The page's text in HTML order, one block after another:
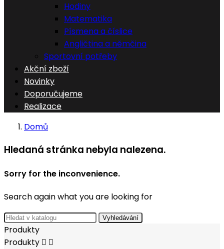
Hodiny
Matematika
Písmena a číslice
Angličtina a němčina
Sportovní potřeby
Akční zboží
Novinky
Doporučujeme
Realizace
Domů
Hledaná stránka nebyla nalezena.
Sorry for the inconvenience.
Search again what you are looking for
Vyhledávání
Produkty
Produkty  